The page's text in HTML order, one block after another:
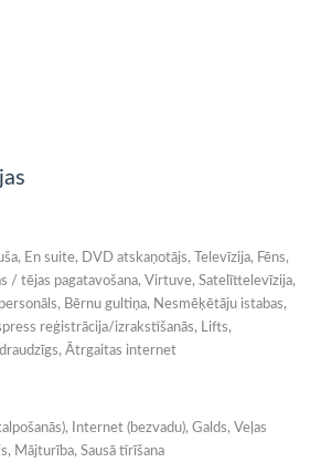
En suite, DVD atskaņotājs, Televīzija, Fēns,
/ tējas pagatavošana, Virtuve, Satelīttelevīzija,
Bērnu gultiņa, Nesmēķētāju istabas,
reģistrācija/izrakstīšanās, Lifts,
Ātrgaitas internet
Internet (bezvadu), Galds, Veļas
Mājturība, Sausā tīrīšana